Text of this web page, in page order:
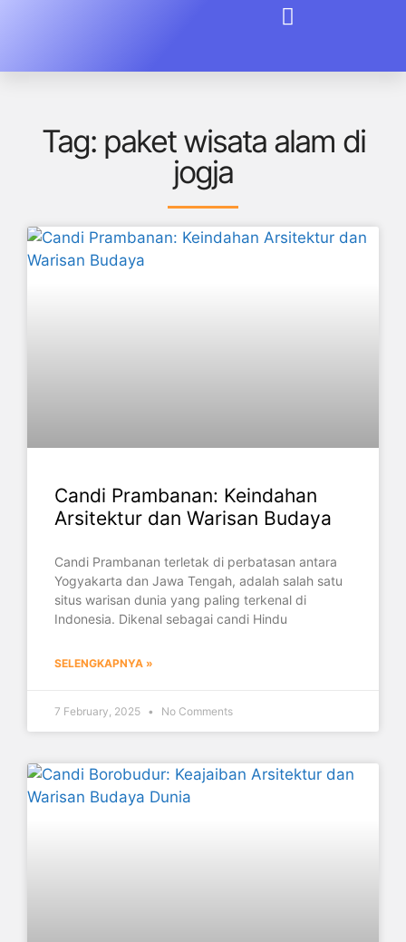
Tag: paket wisata alam di
jogja
Candi Prambanan: Keindahan
Arsitektur dan Warisan Budaya
Candi Prambanan terletak di perbatasan antara
Yogyakarta dan Jawa Tengah, adalah salah satu
situs warisan dunia yang paling terkenal di
Indonesia. Dikenal sebagai candi Hindu
SELENGKAPNYA »
7 February, 2025 No Comments